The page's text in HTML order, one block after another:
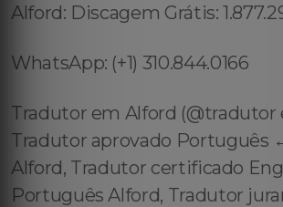
Alford: Discagem Grátis:
WhatsApp: (+1) 310.844.0166
Tradutor em Alford (@tradutor
Tradutor aprovado Português
Alford, Tradutor certificado
Português Alford, Tradutor